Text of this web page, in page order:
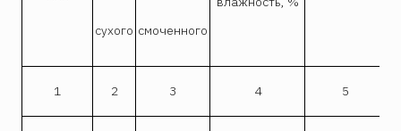
сухого смоченного
1 2 3 4 5